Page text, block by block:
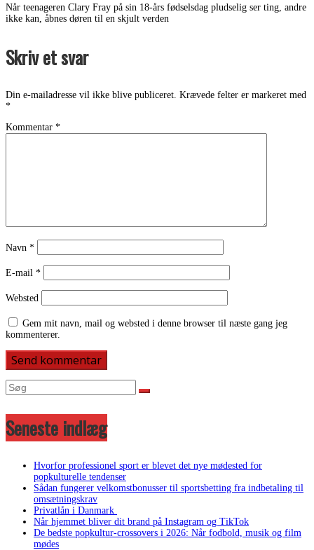
Når teenageren Clary Fray på sin 18-års fødselsdag pludselig ser ting, andre
ikke kan, åbnes døren til en skjult verden
Skriv et svar
Din e-mailadresse vil ikke blive publiceret. Krævede felter er markeret med
*
Kommentar *
Navn *
E-mail *
Websted
Gem mit navn, mail og websted i denne browser til næste gang jeg
kommenterer.
Seneste indlæg
Hvorfor professionel sport er blevet det nye mødested for
popkulturelle tendenser
Sådan fungerer velkomstbonusser til sportsbetting fra indbetaling til
omsætningskrav
Privatlån i Danmark
Når hjemmet bliver dit brand på Instagram og TikTok
De bedste popkultur-crossovers i 2026: Når fodbold, musik og film
mødes